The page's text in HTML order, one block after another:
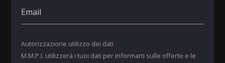
Autorizzazione utilizzo dei dati
M.M.P.I. utilizzerà i tuoi dati per informarti sulle offerte e le